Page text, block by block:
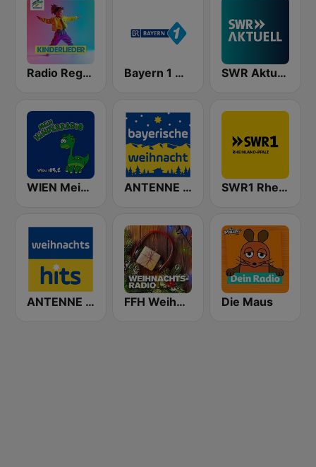
Radio Regenbogen - Kinderlieder Bayern 1 Oberbayern SWR Aktuell
WIEN Meine kinder Radio ANTENNE BAYERN Bayerische Weihnacht SWR1 Rheinland-Pfalz
ANTENNE BAYERN Weihnachts Hits FFH Weihnachtsradio Die Maus